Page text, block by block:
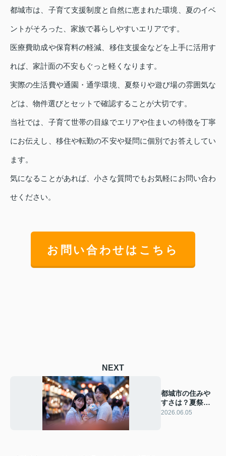
都城市は、子育て支援制度と自然に恵まれた環境、夏のイベ
ントがそろった、家族で暮らしやすいエリアです。
医療費助成や保育料の軽減、移住支援金などを上手に活用す
れば、家計面の不安もぐっと軽くなります。
実際の生活費や通園・通学環境、夏祭りや遊び場の雰囲気な
どは、物件選びとセットで確認することが大切です。
当社では、子育て世帯の目線でエリアや住まいの特徴を丁寧
にお伝えし、移住や転勤の不安や疑問に個別でお答えしてい
ます。
気になることがあれば、小さな質問でもお気軽にお問い合わ
せください。
お問い合わせはこちら
NEXT
都城市の住みや
すさは？夏祭り
の雰囲気から暮
2026.06.05